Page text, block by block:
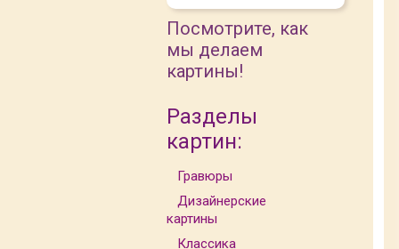
Посмотрите, как
мы делаем
картины!
Разделы
картин:
Гравюры
Дизайнерские
картины
Классика